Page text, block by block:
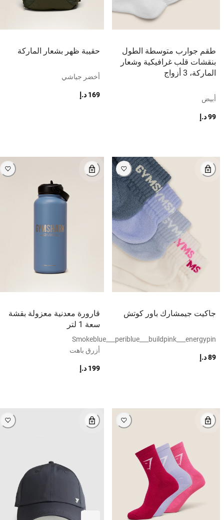
طقم جوارب متوسطة الطول
بنقشات قلب غرافيكية وشعار
الماركة، 3 أزواج
أبيض
99 د.إ
حقيبة ظهر بشعار الماركة
أخضر جياشي
169 د.إ
جاكيت جيمشارك باور كوتش
Smokeblue___periblue___buildpink___energypin
89 د.إ
قارورة معدنية معزولة بقشة
سعة 1 لتر
أزرق باهت
199 د.إ